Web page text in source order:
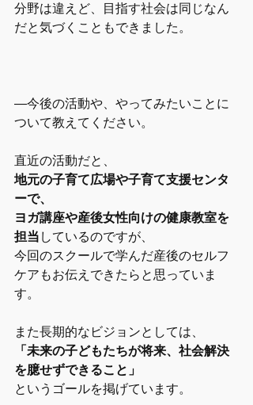
分野は違えど、目指す社会は同じなん
だと気づくこともできました。
―今後の活動や、やってみたいことに
ついて教えてください。
直近の活動だと、
地元の子育て広場や子育て支援センタ
ーで、
ヨガ講座や産後女性向けの健康教室を
担当 しているのですが、
今回のスクールで学んだ産後のセルフ
ケアもお伝えできたらと思っていま
す。
また長期的なビジョンとしては、
「未来の子どもたちが将来、社会解決
を臆せずできること」
というゴールを掲げています。